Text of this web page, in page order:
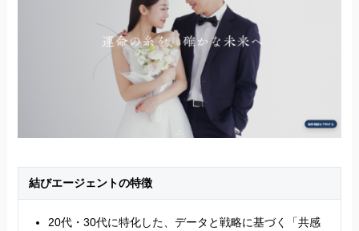
結びエージェントの特徴
20代・30代に特化した、データと戦略に基づく「共感